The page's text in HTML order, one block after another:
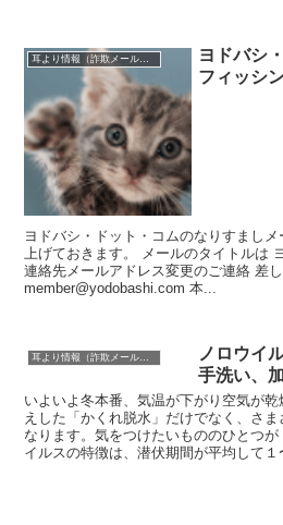
耳より情報（詐欺メール注意報）
ヨドバシ
フィッシ
ヨドバシ・ドット・コムのなりすまし
上げておきます。 メールのタイトルは
連絡先メールアドレス変更のご連絡 差
member@yodobashi.com 本...
耳より情報（詐欺メール注意報）
ノロウイ
手洗い、
いよいよ冬本番、気温が下がり空気が
えした「かくれ脱水」だけでなく、さ
なります。気をつけたいもののひとつ
イルスの特徴は、潜伏期間が平均して１